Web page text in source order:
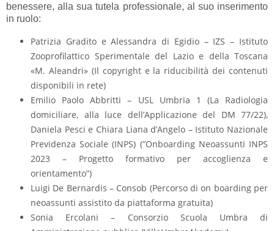
benessere, alla sua tutela professionale, al suo inserimento
in ruolo:
Patrizia Gradito e Alessandra di Egidio – IZS – Istituto
Zooprofilattico Sperimentale del Lazio e della Toscana
«M. Aleandri» (Il copyright e la riducibilità dei contenuti
disponibili in rete)
Emilio Paolo Abbritti – USL Umbria 1 (La Radiologia
domiciliare, alla luce dell’Applicazione del DM 77/22),
Daniela Pesci e Chiara Liana d’Angelo – Istituto Nazionale
Previdenza Sociale (INPS) (“Onboarding Neoassunti INPS
2023 – Progetto formativo per accoglienza e
orientamento”)
Luigi De Bernardis – Consob (Percorso di on boarding per
neoassunti assistito da piattaforma gratuita)
Sonia Ercolani – Consorzio Scuola Umbra di